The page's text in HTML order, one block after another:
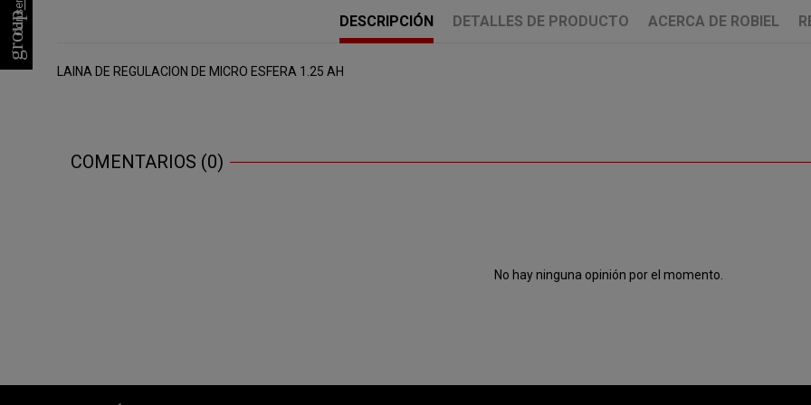
DESCRIPCIÓN DETALLES DE PRODUCTO ACERCA DE ROBIEL
LAINA DE REGULACION DE MICRO ESFERA 1.25 AH
COMENTARIOS (0)
No hay ninguna opinión por el momento.